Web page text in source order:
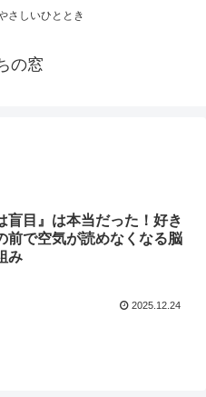
さしいひととき
の窓
盲目』は本当だった！好き
前で空気が読めなくなる脳
み
2025.12.24